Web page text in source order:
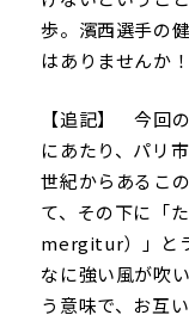
歩。濱西選手の
はありませんか！
【追記】 今回
にあたり、パリ
世紀からあるこ
て、その下に「
mergitur）」と
なに強い風が吹
う意味で、お互